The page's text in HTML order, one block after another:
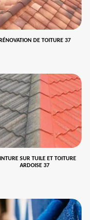
RÉNOVATION DE TOITURE 37
SUR TUILE ET TOITURE
ARDOISE 37